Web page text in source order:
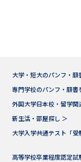
大学・短大のパンフ・願
専門学校のパンフ・願書
外国大学日本校・留学関
新生活・部屋探し ＞
大学入学共通テスト「受
高等学校卒業程度認定試